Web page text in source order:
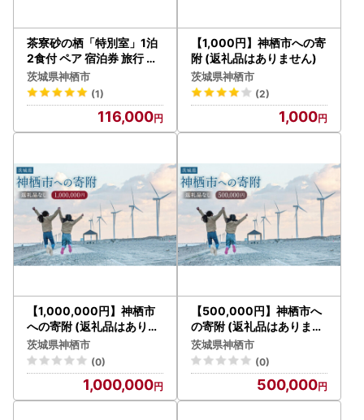
茶寮砂の栖「特別室」1泊
2食付 ペア 宿泊券 旅行 チ
ケット
茨城県神栖市
(1)
116,000
【1,000円】神栖市への寄
附 (返礼品はありません)
茨城県神栖市
(2)
1,000
【1,000,000円】神栖市
への寄附 (返礼品はありま
せん)
茨城県神栖市
(0)
1,000,000
【500,000円】神栖市へ
の寄附 (返礼品はありませ
ん)
茨城県神栖市
(0)
500,000